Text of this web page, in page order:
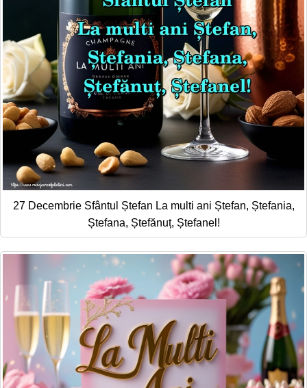
27 Decembrie Sfântul Ștefan La multi ani Ștefan, Ștefania,
Ștefana, Ștefănuț, Ștefanel!